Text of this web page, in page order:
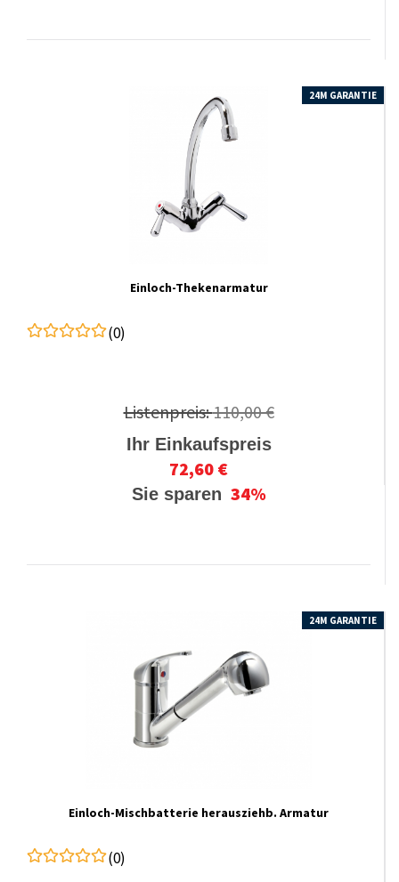
24M GARANTIE
Einloch-Thekenarmatur
(0)
Listenpreis:110,00 €
Ihr Einkaufspreis
72,60 €
Sie sparen 34%
24M GARANTIE
Einloch-Mischbatterie herausziehb. Armatur
(0)